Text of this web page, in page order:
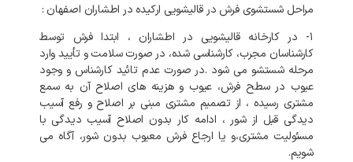
مراحل شستشوی فرش در قالیشویی ارکیده در اطشاران اصفهان :
۱- در کارخانه
قالیشویی در اطشاران ، ابتدا فرش توسط
کارشناسان مجرب، کارشناسی شده، در صورت سلامت و تأیید وارد
مرحله شستشو می شود .در صورت عدم تائید کارشناس و وجود
عیوب در سطح فرش، عیوب و هزینه های اصلاح آن به سمع
مشتری رسیده ، از تصمیم مشتری مبنی بر اصلاح و رفع آسیب
دیدگی قبل از شور ، ادامه کار بدون اصلاح آسیب دیدگی با
مسئولیت مشتری،و یا ارجاع فرش معیوب بدون شور، آگاه می
شویم.